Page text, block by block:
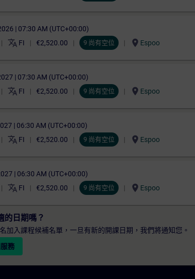
| 07:30 AM (UTC+00:00)
translate FI €2,520.00 9 尚有空位 location_on Espoo
| 07:30 AM (UTC+00:00)
translate FI €2,520.00 9 尚有空位 location_on Espoo
| 06:30 AM (UTC+00:00)
translate FI €2,520.00 9 尚有空位 location_on Espoo
| 06:30 AM (UTC+00:00)
translate FI €2,520.00 9 尚有空位 location_on Espoo
的日期嗎？
加入課程候補名單，一旦有新的開課日期，我們將通知您。
務